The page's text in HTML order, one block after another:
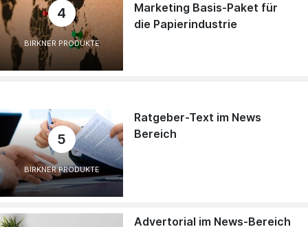
4
BIRKNER PRODUKTE
Marketing Basis-Paket für
die Papierindustrie
5
BIRKNER PRODUKTE
Ratgeber-Text im News
Bereich
Advertorial im News-Bereich